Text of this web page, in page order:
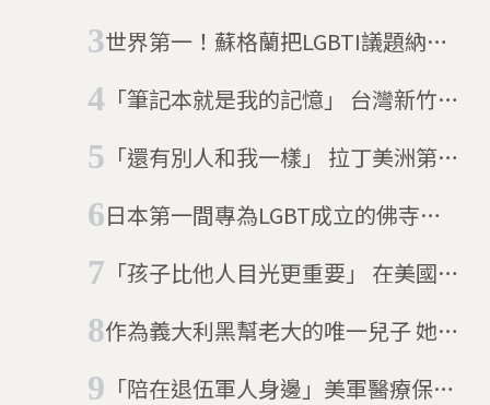
世界第一！蘇格蘭把LGBTI議題納入
「筆記本就是我的記憶」 台灣新竹的
「還有別人和我一樣」 拉丁美洲第一
日本第一間專為LGBT成立的佛寺
「孩子比他人目光更重要」 在美國紐
作為義大利黑幫老大的唯一兒子 她想
「陪在退伍軍人身邊」美軍醫療保險